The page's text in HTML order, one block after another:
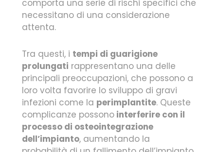
comporta una serie di rischi specifici che
necessitano di una considerazione
attenta.
Tra questi, i tempi di guarigione
prolungati rappresentano una delle
principali preoccupazioni, che possono a
loro volta favorire lo sviluppo di gravi
infezioni come la perimplantite. Queste
complicanze possono interferire con il
processo di osteointegrazione
dell’impianto, aumentando la